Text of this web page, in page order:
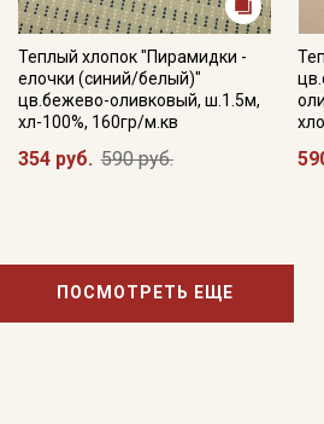
Теплый хлопок "Пирамидки -
елочки (синий/белый)"
цв.бежево-оливковый, ш.1.5м,
хл-100%, 160гр/м.кв
354 руб. 590 руб.
ПОСМОТРЕТЬ ЕЩЕ